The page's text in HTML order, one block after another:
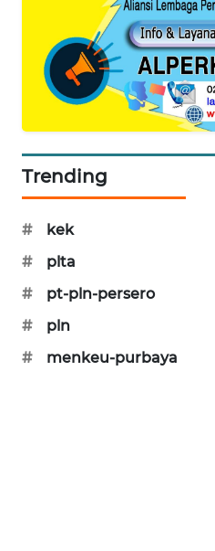
Trending
#
kek
#
plta
#
pt-pln-persero
#
pln
#
menkeu-purbaya
NEWS
SIDIKALANG
SIBARAGAS
NEWS
METRO
SIANTAR
NEWS
METRO
NEWS